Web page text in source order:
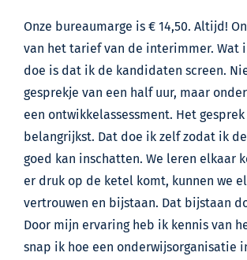
Onze bureaumarge is € 14,50. Altijd!
van het tarief van de interimmer. Wat
doe is dat ik de kandidaten screen.
gesprekje van een half uur, maar
een ontwikkelassessment. Het
belangrijkst. Dat doe ik zelf zodat ik
goed kan inschatten. We leren elkaar
er druk op de ketel komt, kunnen we
vertrouwen en bijstaan. Dat bijstaan
Door mijn ervaring heb ik kennis van
snap ik hoe een onderwijsorganisatie